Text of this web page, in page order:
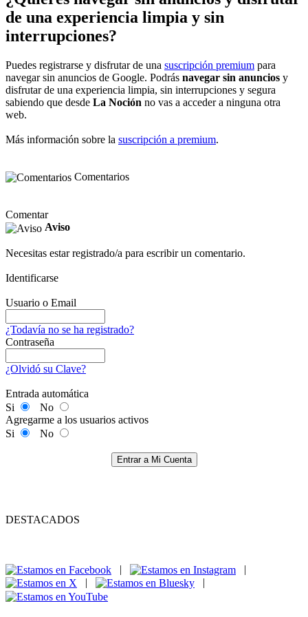
de una experiencia limpia y sin
interrupciones?
Puedes registrarse y disfrutar de una suscripción premium para
navegar sin anuncios de Google. Podrás navegar sin anuncios y
disfrutar de una experiencia limpia, sin interrupciones y segura
sabiendo que desde La Noción no vas a acceder a ninguna otra
web.
Más información sobre la suscripción a premium.
Comentarios
Comentar
Aviso
Necesitas estar registrado/a para escribir un comentario.
Identificarse
Usuario o Email
¿Todavía no se ha registrado?
Contraseña
¿Olvidó su Clave?
Entrada automática
Si
No
Agregarme a los usuarios activos
Si
No
Entrar a Mi Cuenta
DESTACADOS
|
|
|
|